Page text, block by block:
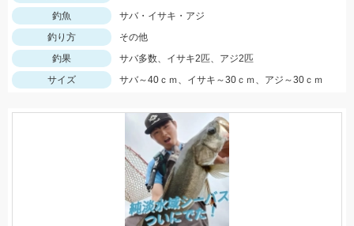
釣魚
サバ・イサキ・アジ
釣り方
その他
釣果
サバ多数、イサキ2匹、アジ2匹
サイズ
サバ～40ｃｍ、イサキ～30ｃｍ、アジ～30ｃｍ